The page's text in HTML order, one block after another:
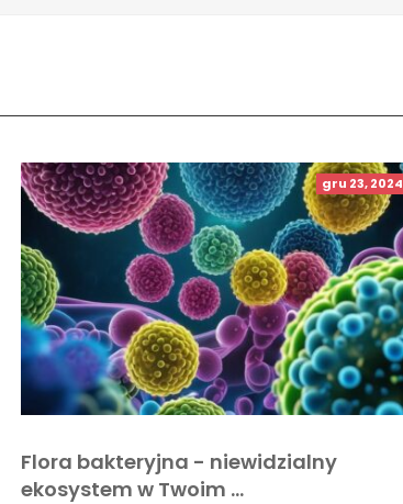
gru 23, 2024
Flora bakteryjna - niewidzialny
ekosystem w Twoim …